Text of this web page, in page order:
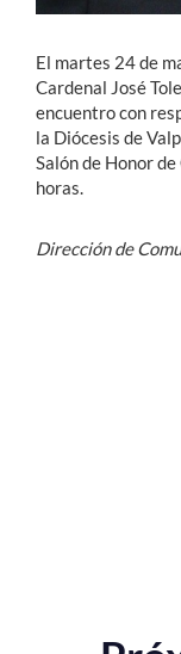
El martes 24 de
Cardenal José
encuentro con
la Diócesis de
Salón de Honor
horas.
Dirección de